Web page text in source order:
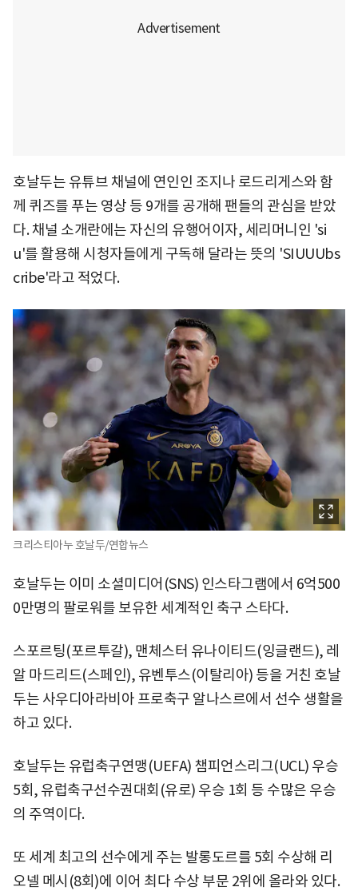
호날두는 유튜브 채널에 연인인 조지나 로드리게스와 함
께 퀴즈를 푸는 영상 등 9개를 공개해 팬들의 관심을 받았
다. 채널 소개란에는 자신의 유행어이자, 세리머니인 'si
u'를 활용해 시청자들에게 구독해 달라는 뜻의 'SIUUUbs
cribe'라고 적었다.
크리스티아누 호날두/연합뉴스
호날두는 이미 소셜미디어(SNS) 인스타그램에서 6억500
0만명의 팔로워를 보유한 세계적인 축구 스타다.
스포르팅(포르투갈), 맨체스터 유나이티드(잉글랜드), 레
알 마드리드(스페인), 유벤투스(이탈리아) 등을 거친 호날
두는 사우디아라비아 프로축구 알나스르에서 선수 생활을
하고 있다.
호날두는 유럽축구연맹(UEFA) 챔피언스리그(UCL) 우승
5회, 유럽축구선수권대회(유로) 우승 1회 등 수많은 우승
의 주역이다.
또 세계 최고의 선수에게 주는 발롱도르를 5회 수상해 리
오넬 메시(8회)에 이어 최다 수상 부문 2위에 올라와 있다.